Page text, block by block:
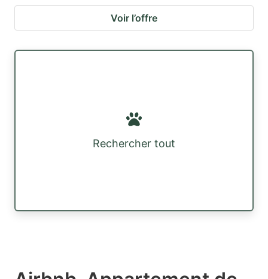
Voir l’offre
Rechercher tout